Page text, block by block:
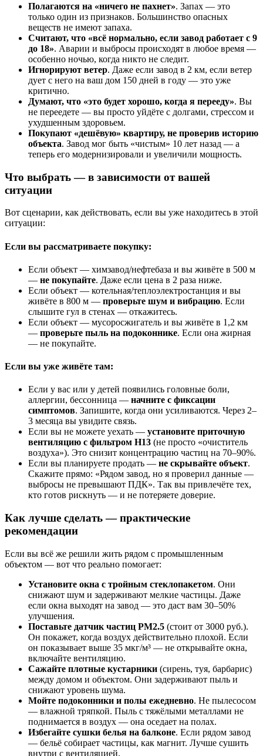
Полагаются на «ничего не пахнет». Запах — это
только один из признаков. Большинство опасных
веществ не имеют запаха.
Считают, что «всё нормально, если завод работает с 9
до 18». Аварии и выбросы происходят в любое время —
особенно ночью, когда никто не следит.
Игнорируют ветер. Даже если завод в 2 км, если ветер
дует с него на ваш дом 150 дней в году — это уже
критично.
Думают, что «это будет хорошо, когда я перееду». Вы
не переедете — вы просто уйдёте с долгами, стрессом и
ухудшенным здоровьем.
Покупают «дешёвую» квартиру, не проверив историю
объекта. Завод мог быть «чистым» 10 лет назад — а
теперь его модернизировали и увеличили мощность.
Что выбрать — в зависимости от вашей
ситуации
Вот сценарии, как действовать, если вы уже находитесь в этой
ситуации:
Если вы рассматриваете покупку:
Если объект — химзавод/нефтебаза и вы живёте в 500 м
— не покупайте. Даже если цена в 2 раза ниже.
Если объект — котельная/теплоэлектростанция и вы
живёте в 800 м — проверьте шум и вибрацию. Если
слышите гул в стенах — откажитесь.
Если объект — мусоросжигатель и вы живёте в 1,2 км
— проверьте пыль на подоконнике. Если она жирная
— не покупайте.
Если вы уже живёте там:
Если у вас или у детей появились головные боли,
аллергии, бессонница — начните с фиксации
симптомов. Запишите, когда они усиливаются. Через 2–
3 месяца вы увидите связь.
Если вы не можете уехать — установите приточную
вентиляцию с фильтром H13 (не просто «очиститель
воздуха»). Это снизит концентрацию частиц на 70–90%.
Если вы планируете продать — не скрывайте объект.
Скажите прямо: «Рядом завод, но я проверил данные —
выбросы не превышают ПДК». Так вы привлечёте тех,
кто готов рискнуть — и не потеряете доверие.
Как лучше сделать — практические
рекомендации
Если вы всё же решили жить рядом с промышленным
объектом — вот что реально помогает:
Установите окна с тройным стеклопакетом. Они
снижают шум и задерживают мелкие частицы. Даже
если окна выходят на завод — это даст вам 30–50%
улучшения.
Поставьте датчик частиц PM2.5 (стоит от 3000 руб.).
Он покажет, когда воздух действительно плохой. Если
он показывает выше 35 мкг/м³ — не открывайте окна,
включайте вентиляцию.
Сажайте плотные кустарники (сирень, туя, барбарис)
между домом и объектом. Они задерживают пыль и
снижают уровень шума.
Мойте подоконники и полы ежедневно. Не пылесосом
— влажной тряпкой. Пыль с тяжёлыми металлами не
поднимается в воздух — она оседает на полах.
Избегайте сушки белья на балконе. Если рядом завод
— бельё собирает частицы, как магнит. Лучше сушить
внутри с вентиляцией.